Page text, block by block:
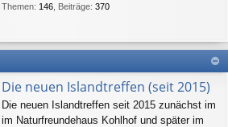
Themen: 146 Beiträge: 370
Die neuen Islandtreffen (seit 2015)
Die neuen Islandtreffen seit 2015 zunächst im
im Naturfreundehaus Kohlhof und später im